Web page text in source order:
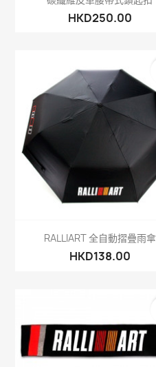
HKD250.00
快速查看
RALLIART 全自動摺疊雨傘
HKD138.00